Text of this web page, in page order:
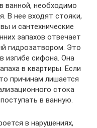
ванной, необходимо
В нее входят стояки,
и сантехнические
запахов отвечает
гидрозатвором. Это
изгибе сифона. Она
в квартиры. Если
причинам лишается
стока
в ванную.
в нарушениях,